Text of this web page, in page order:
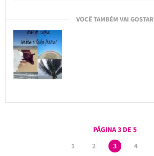
VOCÊ TAMBÉM VAI GOSTAR
PÁGINA 3 DE 5
1
2 3 4